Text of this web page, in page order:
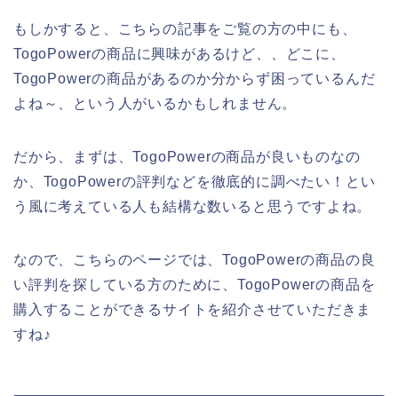
もしかすると、こちらの記事をご覧の方の中にも、
TogoPowerの商品に興味があるけど、、どこに、
TogoPowerの商品があるのか分からず困っているんだ
よね～、という人がいるかもしれません。
だから、まずは、TogoPowerの商品が良いものなの
か、TogoPowerの評判などを徹底的に調べたい！とい
う風に考えている人も結構な数いると思うですよね。
なので、こちらのページでは、TogoPowerの商品の良
い評判を探している方のために、TogoPowerの商品を
購入することができるサイトを紹介させていただきま
すね♪